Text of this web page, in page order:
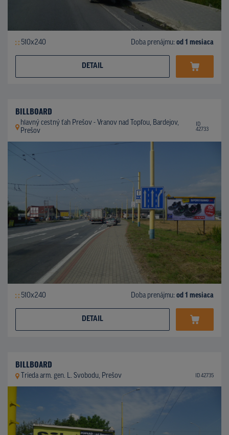
510x240 Doba prenájmu: od 1 mesiaca
DETAIL
BILLBOARD
hlavný cestný ťah Prešov - Vranov nad Topľou, Bardejov,
Prešov
ID
42733
510x240 Doba prenájmu: od 1 mesiaca
DETAIL
BILLBOARD
Trieda arm. gen. L. Svobodu, Prešov ID 42735